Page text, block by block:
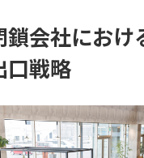
鎖会社におけ
口戦略